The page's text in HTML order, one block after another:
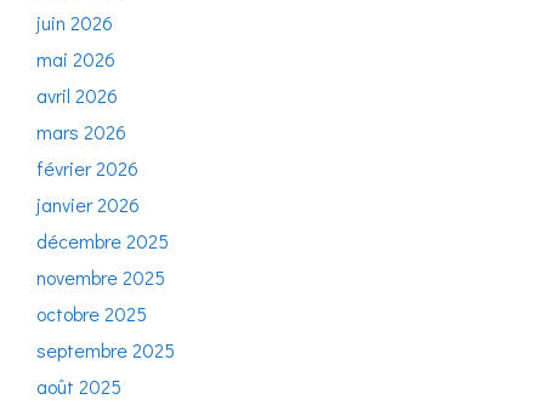
juin 2026
mai 2026
avril 2026
mars 2026
février 2026
janvier 2026
décembre 2025
novembre 2025
octobre 2025
septembre 2025
août 2025